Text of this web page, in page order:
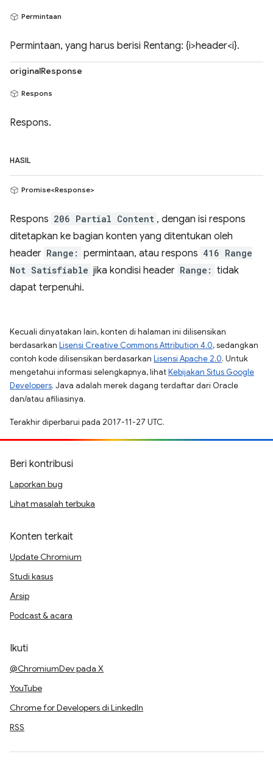
Permintaan
Permintaan, yang harus berisi Rentang: {i>header<i}.
originalResponse
Respons
Respons.
HASIL
Promise<Response>
Respons 206 Partial Content , dengan isi respons
ditetapkan ke bagian konten yang ditentukan oleh
header Range: permintaan, atau respons 416 Range
Not Satisfiable jika kondisi header Range: tidak
dapat terpenuhi.
Kecuali dinyatakan lain, konten di halaman ini dilisensikan
berdasarkan Lisensi Creative Commons Attribution 4.0, sedangkan
contoh kode dilisensikan berdasarkan Lisensi Apache 2.0. Untuk
mengetahui informasi selengkapnya, lihatKebijakan Situs Google
Developers. Java adalah merek dagang terdaftar dari Oracle
dan/atau afiliasinya.
Terakhir diperbarui pada 2017-11-27 UTC.
Beri kontribusi
Laporkan bug
Lihat masalah terbuka
Konten terkait
Update Chromium
Studi kasus
Arsip
Podcast & acara
Ikuti
@ChromiumDev pada X
YouTube
Chrome for Developers di LinkedIn
RSS